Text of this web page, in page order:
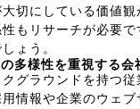
切にしている価値
もリサーチが必要
ょう。
多様性を重視する会
グラウンドを持つ
情報や企業のウェ